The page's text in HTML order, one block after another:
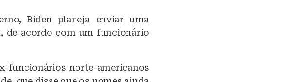
Biden planeja enviar uma
de acordo com um funcionário
funcionários norte-americanos